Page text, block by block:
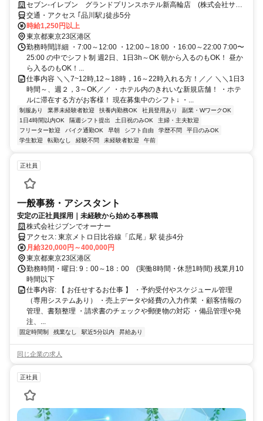
セブン-イレブン グランドプリンスホテル新高輪店 (株式会社サワ
モト)
交通・アクセス ｢品川駅｣徒歩5分
時給1,250円以上
東京都東京23区港区
勤務時間詳細 ・7:00～12:00 ・12:00～18:00 ・16:00～22:00 7:00〜
25:00 の中でシフト制 週2日、1日3h～OK 朝から入るのもOK！ 昼か
ら入るのもOK！...
仕事内容 ＼＼7~12時,12～18時，16～22時入れる方！／／ ＼＼1日3
時間～、週２，3～OK／／ ・ホテル内のきれいな新規店舗！ ・ホテ
ルに滞在する方がお客様！ 現在募集中のシフト↓ ・...
制服あり 業界未経験者歓迎 扶養内勤務OK 社員登用あり
副業・WワークOK
1日4時間以内OK
隔週シフト提出 土日祝のみOK
主婦・主夫歓迎
フリーター歓迎
バイク通勤OK 早朝 シフト自由 学歴不問
平日のみOK
学生歓迎
転勤なし 経験不問 未経験者歓迎 午前
正社員
一般事務・アシスタント
安定の正社員採用｜未経験から始める事務職
株式会社ジブンでオーナー
アクセス: 東京メトロ日比谷線「広尾」駅 徒歩4分
月給320,000円～400,000円
東京都東京23区港区
勤務時間・曜日: 9：00～18：00 (実働8時間・休憩1時間) 残業月10
時間以下
仕事内容: 【 お任せするお仕事 】 ・予約受付やスケジュール管理
（専用システムあり） ・売上データや経費の入力作業 ・顧客情報の
管理、書類整理 ・請求書のチェックや郵便物の対応 ・備品管理や発
注、...
固定時間制 残業なし 駅近5分以内 昇給あり
同じ企業の求人
正社員